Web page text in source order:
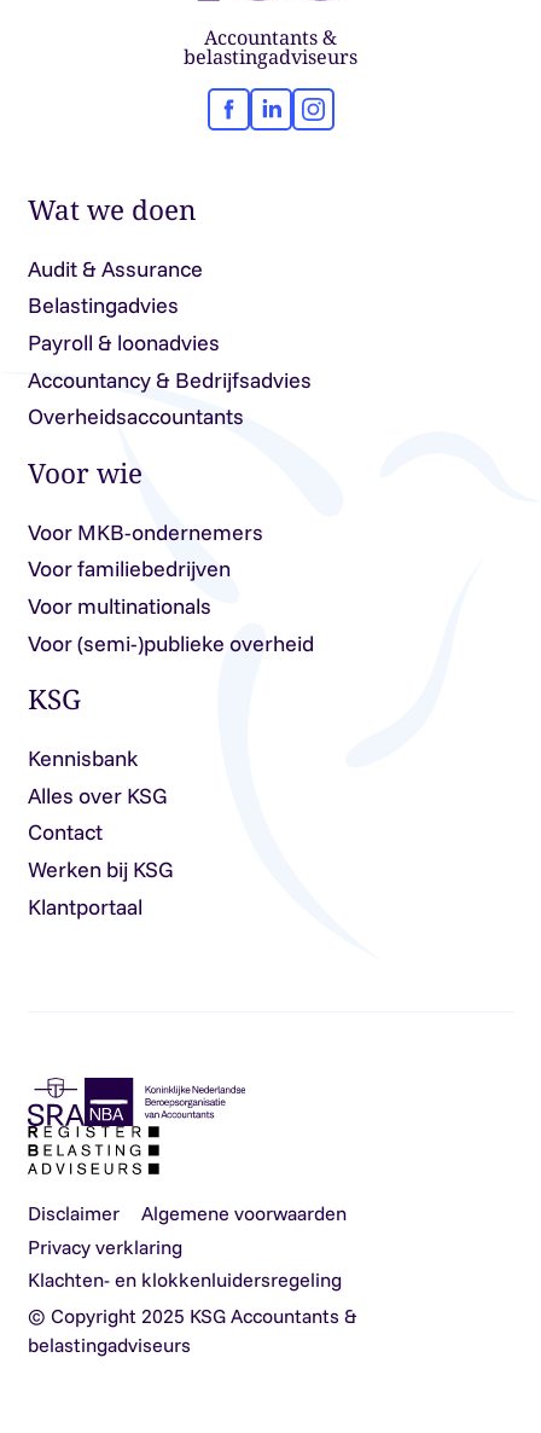
Accountants &
belastingadviseurs
Facebook
LinkedInInstagram
Wat we doen
Audit & Assurance
Belastingadvies
Payroll & loonadvies
Accountancy & Bedrijfsadvies
Overheidsaccountants
Voor wie
Voor MKB-ondernemers
Voor familiebedrijven
Voor multinationals
Voor (semi-)publieke overheid
KSG
Kennisbank
Alles over KSG
Contact
Werken bij KSG
Klantportaal
Disclaimer
Algemene voorwaarden
Privacy verklaring
Klachten- en klokkenluidersregeling
© Copyright 2025 KSG Accountants &
belastingadviseurs